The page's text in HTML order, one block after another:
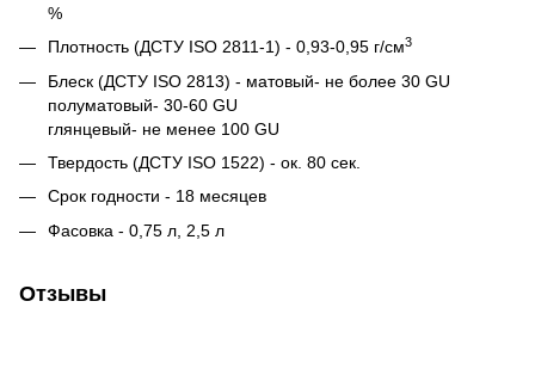
%
Плотность (ДСТУ ISO 2811-1) - 0,93-0,95 г/см3
Блеск (ДСТУ ISO 2813) - матовый- не более 30 GU
полуматовый- 30-60 GU
глянцевый- не менее 100 GU
Твердость (ДСТУ ISO 1522) - ок. 80 сек.
Срок годности - 18 месяцев
Фасовка - 0,75 л, 2,5 л
Отзывы